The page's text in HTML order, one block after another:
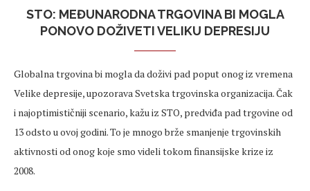
STO: MEĐUNARODNA TRGOVINA BI MOGLA
PONOVO DOŽIVETI VELIKU DEPRESIJU
Globalna trgovina bi mogla da doživi pad poput onog iz vremena
Velike depresije, upozorava Svetska trgovinska organizacija. Čak
i najoptimističniji scenario, kažu iz STO, predviđa pad trgovine od
13 odsto u ovoj godini. To je mnogo brže smanjenje trgovinskih
aktivnosti od onog koje smo videli tokom finansijske krize iz
2008.